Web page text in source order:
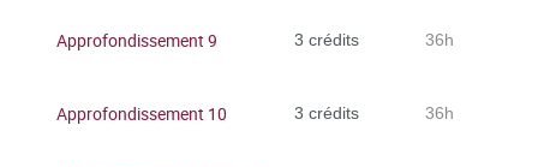
Approfondissement 9 3 crédits 36h
Approfondissement 10 3 crédits 36h